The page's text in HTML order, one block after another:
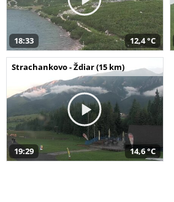
18:33 12,4 °C
Strachankovo - Ždiar (15 km)
19:29 14,6 °C